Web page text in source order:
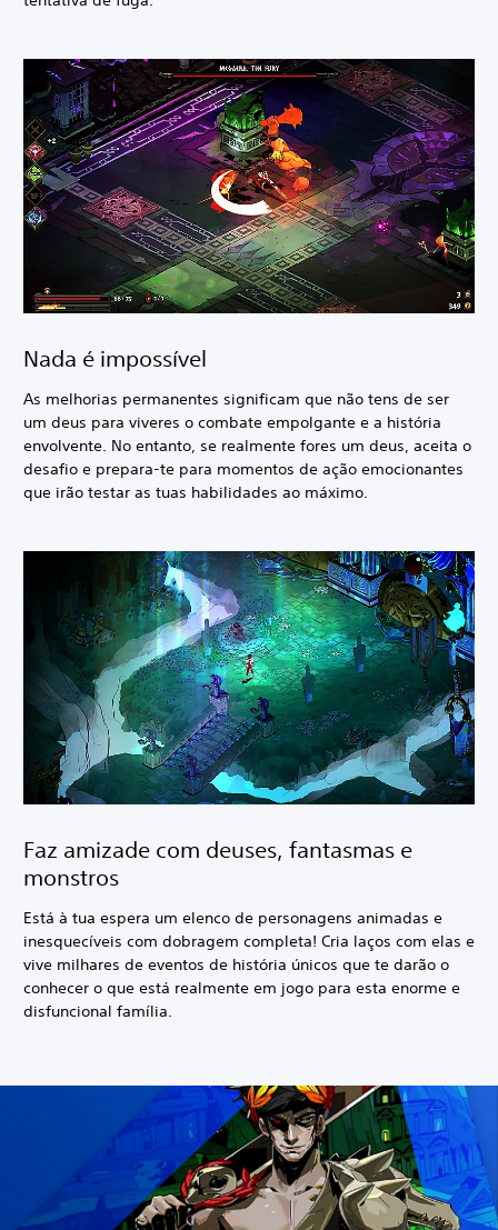
Nada é impossível
As melhorias permanentes significam que não tens de ser
um deus para viveres o combate empolgante e a história
envolvente. No entanto, se realmente fores um deus, aceita o
desafio e prepara-te para momentos de ação emocionantes
que irão testar as tuas habilidades ao máximo.
Faz amizade com deuses, fantasmas e
monstros
Está à tua espera um elenco de personagens animadas e
inesquecíveis com dobragem completa! Cria laços com elas e
vive milhares de eventos de história únicos que te darão o
conhecer o que está realmente em jogo para esta enorme e
disfuncional família.